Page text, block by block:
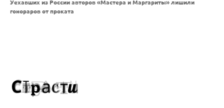
Уехавших из России авторов «Мастера и Маргариты» лишили
гонораров от проката